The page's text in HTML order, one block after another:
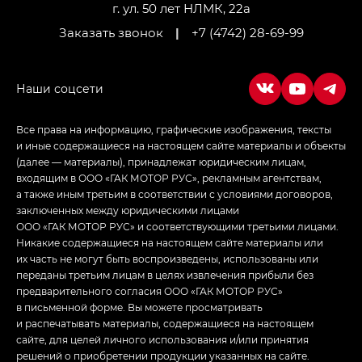
Empow — Эмпау (Empow) в комплектации
г. ул. 50 лет НЛМК, 22а
Заказать звонок
| +7 (4742) 28-69-99
Все права на информацию, графические изображения, тексты
и иные содержащиеся на настоящем сайте материалы и объекты
(далее — материалы), принадлежат юридическим лицам,
входящим в ООО «ГАК МОТОР РУС», рекламным агентствам,
а также иным третьим в соответствии с условиями договоров,
заключенных между юридическими лицами
ООО «ГАК МОТОР РУС» и соответствующими третьими лицами.
Никакие содержащиеся на настоящем сайте материалы или
их часть не могут быть воспроизведены, использованы или
переданы третьим лицам в целях извлечения прибыли без
предварительного согласия ООО «ГАК МОТОР РУС»
в письменной форме. Вы можете просматривать
и распечатывать материалы, содержащиеся на настоящем
сайте, для целей личного использования и/или принятия
решений о приобретении продукции указанных на сайте.